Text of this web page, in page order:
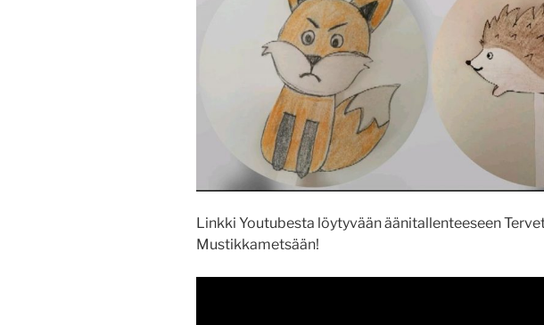
Linkki Youtubesta löytyvään äänitallenteeseen
Mustikkametsään!